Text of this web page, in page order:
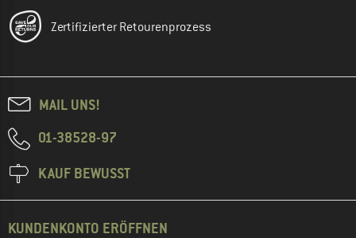
Zertifizierter Retourenprozess
MAIL UNS!
01-38528-97
KAUF BEWUSST
KUNDENKONTO ERÖFFNEN